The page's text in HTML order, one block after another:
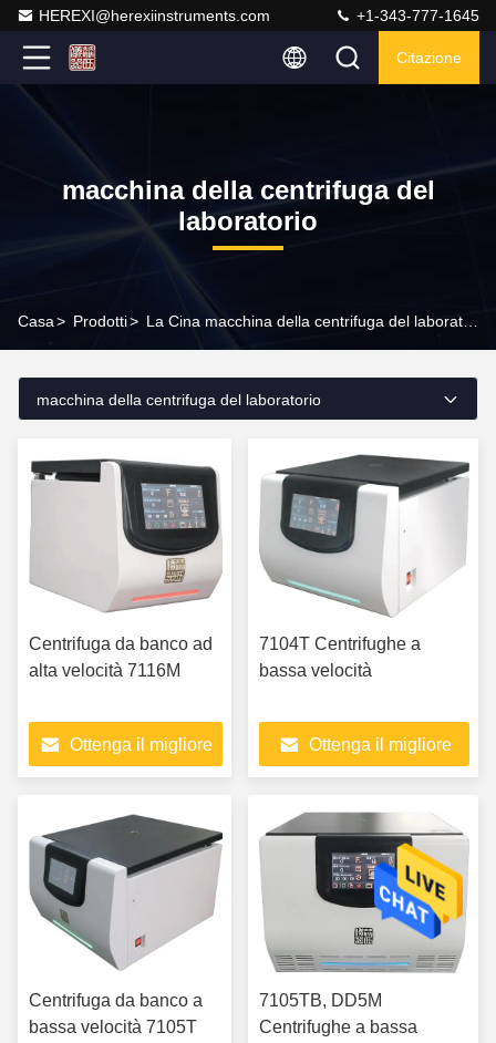
HEREXI@herexiinstruments.com +1-343-777-1645
Citazione
macchina della centrifuga del
laboratorio
Casa> Prodotti>
macchina della centrifuga del laboratorio
Centrifuga da banco ad
alta velocità 7116M
Ottenga il migliore
7104T Centrifughe a
bassa velocità
Ottenga il migliore
Centrifuga da banco a
bassa velocità 7105T
7105TB, DD5M
Centrifughe a bassa